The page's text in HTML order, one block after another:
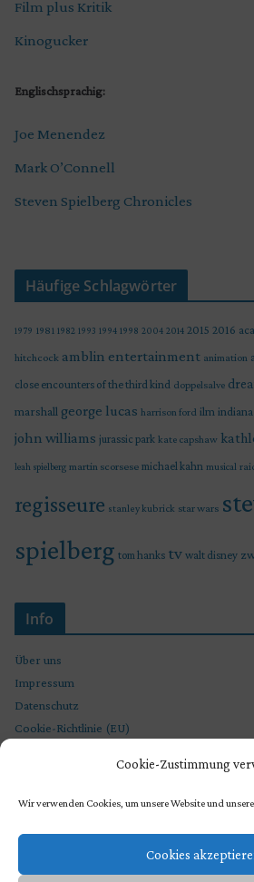
Cookie-Zustimmung
Wir verwenden Cookies, um unsere Website und
Cookies
Film plus Kritik
Kinogucker
Englischsprachig:
Joe Menendez
Mark O’Connell
Steven Spielberg Chronicles
Häufige Schlagwörter
1979 1981 1982 1993 1994 1998 2004 2014 2015 2016
hitchcock amblin entertainment animation
close encounters of the third kind doppelsalve
marshall george lucas harrison ford ilm
john williams jurassic park kate capshaw
leah spielberg martin scorsese michael kahn musical
regisseure stanley kubrick star wars
spielberg tom hanks tv walt disney
Info
Über uns
Impressum
Datenschutz
Cookie-Richtlinie (EU)